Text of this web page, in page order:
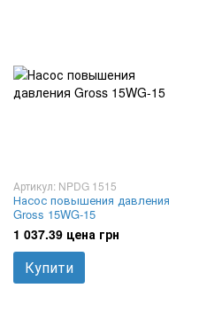
Артикул: NPDG 1515
Насос повышения давления
Gross 15WG-15
1 037.39 цена грн
Купити